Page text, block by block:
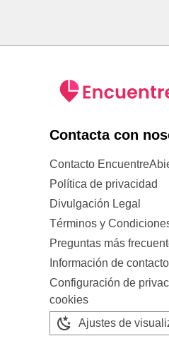
Contacta con
Contacto
Política de privacidad
Divulgación Legal
Términos y
Preguntas más
Información de
Configuración de
cookies
Ajustes de